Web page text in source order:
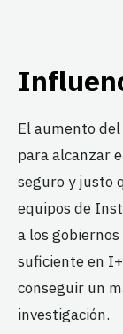
El aumento
para alcanzar
seguro y justo
equipos de
a los
suficiente en
conseguir un
investigación.